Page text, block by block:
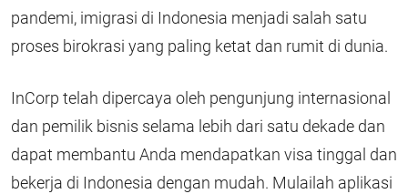
pandemi, imigrasi di Indonesia menjadi salah satu
proses birokrasi yang paling ketat dan rumit di dunia.
InCorp telah dipercaya oleh pengunjung internasional
dan pemilik bisnis selama lebih dari satu dekade dan
dapat membantu Anda mendapatkan visa tinggal dan
bekerja di Indonesia dengan mudah. Mulailah aplikasi